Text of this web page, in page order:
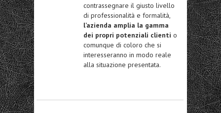
contrassegnare il giusto livello
di professionalità e formalità,
l’azienda amplia la gamma
dei propri potenziali clienti o
comunque di coloro che si
interesseranno in modo reale
alla situazione presentata.